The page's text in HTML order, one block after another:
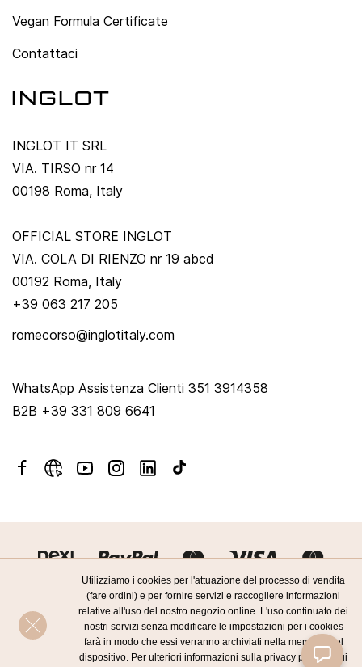
Utilizziamo i cookies per l'attuazione del processo di vendita
(fare ordini) e per fornire servizi e raccogliere informazioni
relative all'uso del nostro negozio online. L'uso continuato dei
nostri servizi senza modificare le impostazioni per i cookies
farà in modo che essi verranno archiviati nella memoria del
dispositivo. Per ulteriori informazioni sulla privacy policy e sui
Vegan Formula Certificate
Contattaci
INGLOT IT SRL
VIA. TIRSO nr 14
00198 Roma, Italy
OFFICIAL STORE INGLOT
VIA. COLA DI RIENZO nr 19 abcd
00192 Roma, Italy
+39 063 217 205
romecorso@inglotitaly.com
WhatsApp Assistenza Clienti 351 3914358
B2B +39 331 809 6641
Copyright by INGLOT Cosmetics 2026